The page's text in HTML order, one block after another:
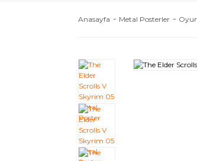
Anasayfa Metal Posterler